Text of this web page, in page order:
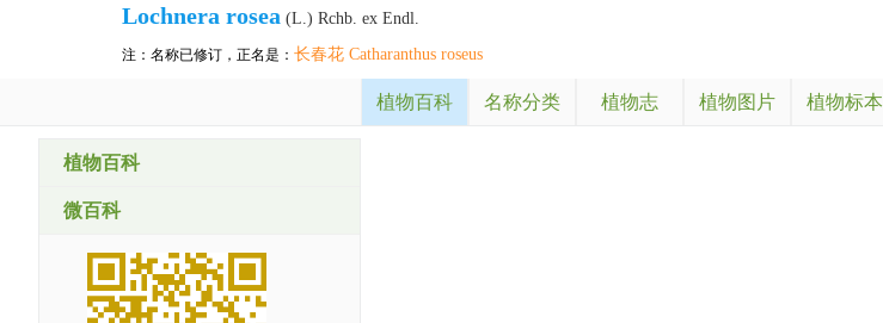
Lochnera rosea (L.) Rchb. ex Endl.
注：名称已修订，正名是： 长春花 Catharanthus roseus
植物百科 名称分类 植物志 植物图片 植物标本
植物百科
微百科